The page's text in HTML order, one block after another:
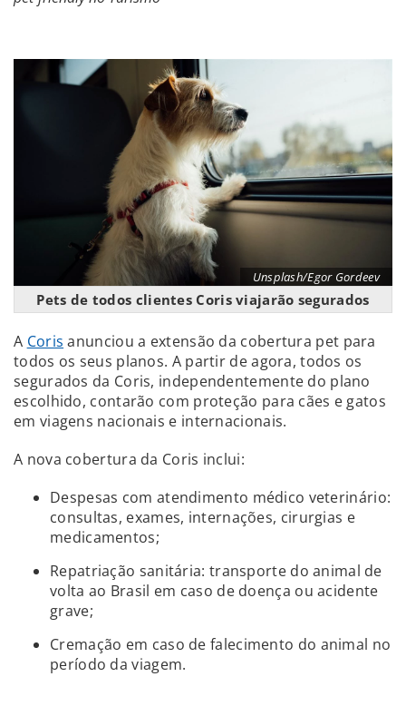
Unsplash/Egor Gordeev
Pets de todos clientes Coris viajarão segurados
A Coris anunciou a extensão da cobertura pet para
todos os seus planos. A partir de agora, todos os
segurados da Coris, independentemente do plano
escolhido, contarão com proteção para cães e gatos
em viagens nacionais e internacionais.
A nova cobertura da Coris inclui:
Despesas com atendimento médico veterinário:
consultas, exames, internações, cirurgias e
medicamentos;
Repatriação sanitária: transporte do animal de
volta ao Brasil em caso de doença ou acidente
grave;
Cremação em caso de falecimento do animal no
período da viagem.